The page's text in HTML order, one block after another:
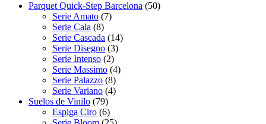
Parquet Quick-Step Barcelona (50)
Serie Amato (7)
Serie Cala (8)
Serie Cascada (14)
Serie Disegno (3)
Serie Intenso (2)
Serie Massimo (4)
Serie Palazzo (8)
Serie Variano (4)
Suelos de Vinilo (79)
Espiga Ciro (6)